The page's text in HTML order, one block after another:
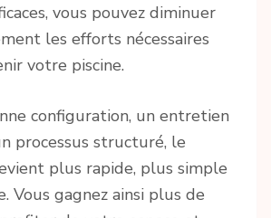
vous pouvez diminuer
les efforts nécessaires
votre piscine.
configuration, un entretien
processus structuré, le
plus rapide, plus simple
Vous gagnez ainsi plus de